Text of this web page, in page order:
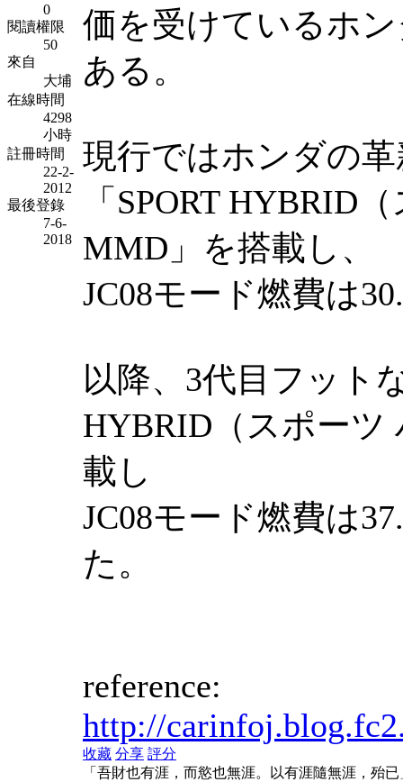
0
閱讀權限
50
來自
大埔
在線時間
4298
小時
註冊時間
22-2-
2012
最後登錄
7-6-
2018
価を受けているホ
ある。
現行ではホンダの
「SPORT HYBRID
MMD」を搭載し、
JC08モード燃費は
以降、3代目フット
HYBRID（スポー
載し
JC08モード燃費は
た。
reference:
http://
收藏 分享 評分
「吾財也有涯，而慾也無涯。以有涯隨無涯，殆已